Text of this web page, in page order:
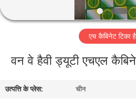
हमारे
बारे
भ्रमण
एच कैबिनेट टिका है
वन वे हैवी ड्यूटी एचएल
उत्पत्ति के प्लेस: चीन